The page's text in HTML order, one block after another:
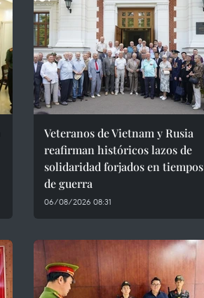
Veteranos de Vietnam y Rusia
reafirman históricos lazos de
solidaridad forjados en tiempos
de guerra
06/08/2026 08:31